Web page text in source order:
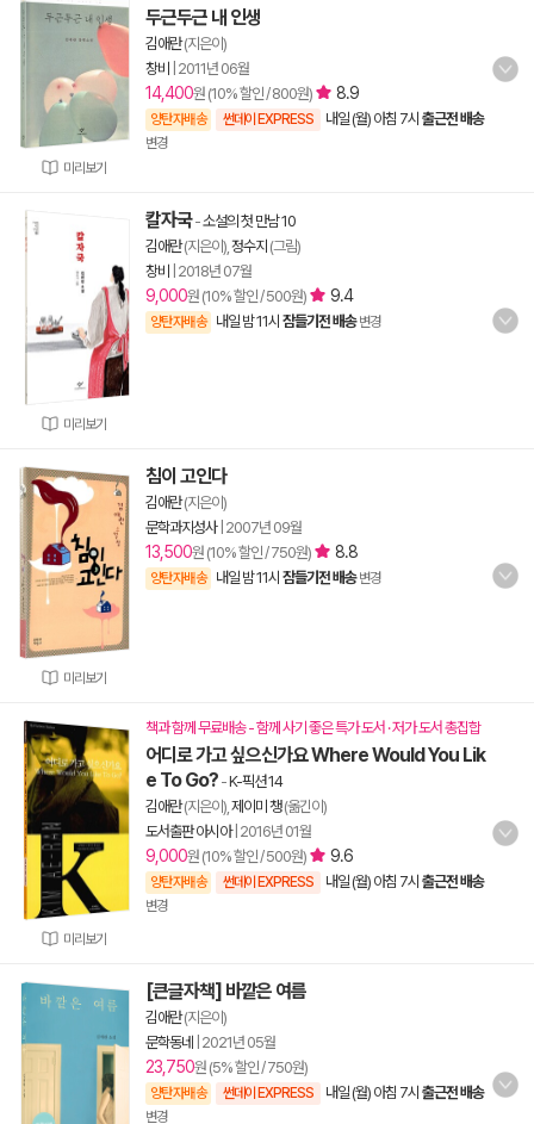
미리보기
두근두근 내 인생
김애란(지은이)
창비
2011년 06월
14,400원 (10% 할인 / 800원) 8.9
양탄자배송 썬데이 EXPRESS 내일 (월) 아침 7시 출근전 배송
변경
미리보기
칼자국-소설의 첫 만남 10
김애란(지은이), 정수지 (그림)
창비
2018년 07월
9,000원 (10% 할인 / 500원) 9.4
양탄자배송 내일 밤 11시 잠들기전 배송 변경
미리보기
침이 고인다
김애란(지은이)
문학과지성사| 2007년 09월
13,500원 (10% 할인 / 750원) 8.8
양탄자배송 내일 밤 11시 잠들기전 배송 변경
미리보기
책과 함께 무료배송 - 함께 사기 좋은 특가 도서 · 저가 도서 총집합
어디로 가고 싶으신가요 Where Would You Lik
e To Go? -K-픽션 14
김애란(지은이), 제이미 챙(옮긴이)
도서출판 아시아| 2016년 01월
9,000원 (10% 할인 / 500원) 9.6
양탄자배송 썬데이 EXPRESS 내일 (월) 아침 7시 출근전 배송
변경
[큰글자책] 바깥은 여름
김애란(지은이)
문학동네
2021년 05월
23,750원 (5% 할인 / 750원)
양탄자배송 썬데이 EXPRESS 내일 (월) 아침 7시 출근전 배송
변경